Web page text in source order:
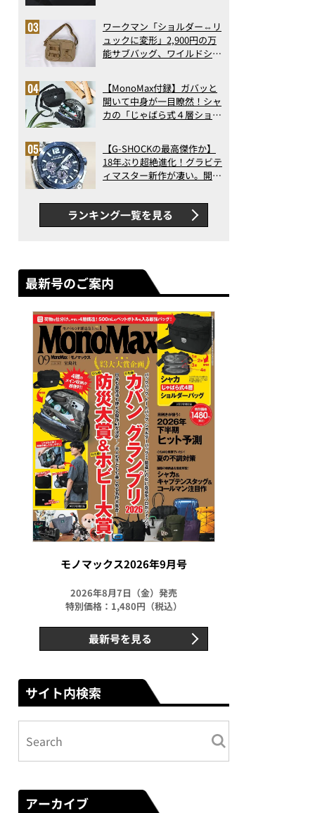
アの実力
ワークマン「ショルダー⇔リ
ュックに変形」2,900円の万
能サブバッグ、ワイルドシン
記事ランキングベスト3】
（2026年6月版）
【MonoMax付録】ガバッと
開いて中身が一目瞭然！シャ
カの「じゃばら式４層ショル
った！
【G-SHOCKの最高傑作か】
18年ぶり超絶進化！グラビテ
ィマスター新作が凄い。開発
新ムーブメントの衝撃
ランキング一覧を見る
最新号のご案内
モノマックス2026年9月号
2026年8月7日（金）発売
特別価格：1,480円（税込）
最新号を見る
サイト内検索
アーカイブ